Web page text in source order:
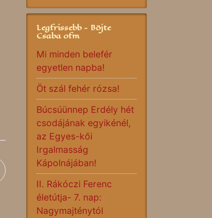
Legfrissebb - Böjte
Csaba ofm
Mi minden belefér
egyetlen napba!
Öt szál fehér rózsa!
Búcsúünnep Erdély hét
csodájának egyikénél,
az Egyes-kői
Irgalmasság
Kápolnájában!
II. Rákóczi Ferenc
életútja- 7. nap:
Nagymajténytól